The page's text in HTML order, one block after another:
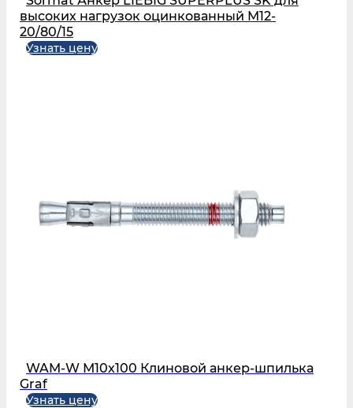
высоких нагрузок оцинкованный M12-
20/80/15
Узнать цену
WAM-W М10х100 Клиновой анкер-шпилька
Graf
Узнать цену